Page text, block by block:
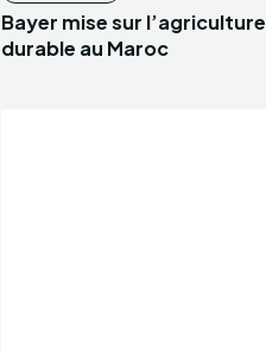
Bayer mise sur l’agriculture
durable au Maroc